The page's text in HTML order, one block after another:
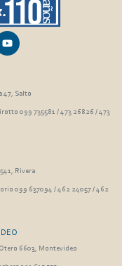
47, Salto
099 735581 / 473 26826 / 473
Rivera
099 637094 / 462 24057 / 462
6603, Montevideo